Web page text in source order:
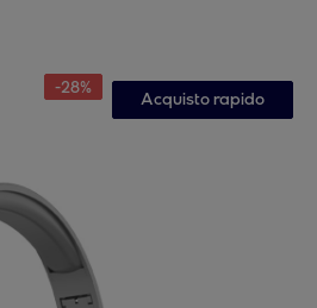
+ 8 GB. Doppia fotocamera.
-28%
Acquisto rapido